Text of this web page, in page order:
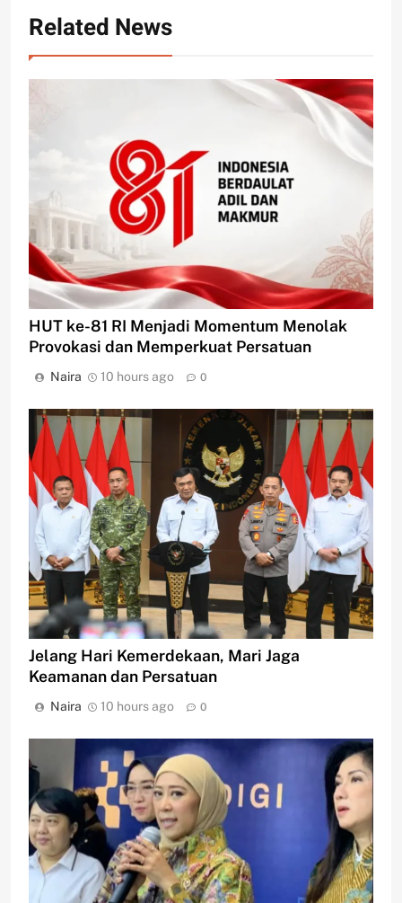
Related News
HUT ke-81 RI Menjadi Momentum Menolak
Provokasi dan Memperkuat Persatuan
Naira 10 hours ago 0
Jelang Hari Kemerdekaan, Mari Jaga
Keamanan dan Persatuan
Naira 10 hours ago 0